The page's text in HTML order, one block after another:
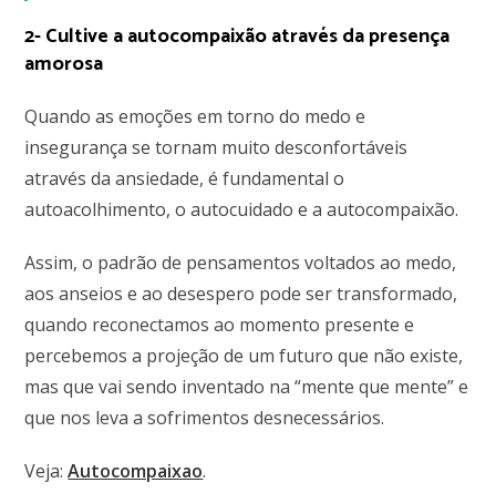
2- Cultive a autocompaixão através da presença
amorosa
Quando as emoções em torno do medo e
insegurança se tornam muito desconfortáveis
através da ansiedade, é fundamental o
autoacolhimento, o autocuidado e a autocompaixão.
Assim, o padrão de pensamentos voltados ao medo,
aos anseios e ao desespero pode ser transformado,
quando reconectamos ao momento presente e
percebemos a projeção de um futuro que não existe,
mas que vai sendo inventado na “mente que mente” e
que nos leva a sofrimentos desnecessários.
Veja:Autocompaixao.